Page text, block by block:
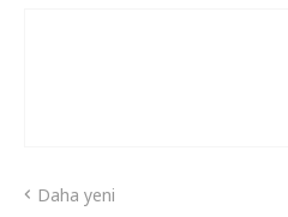
Daha yeni